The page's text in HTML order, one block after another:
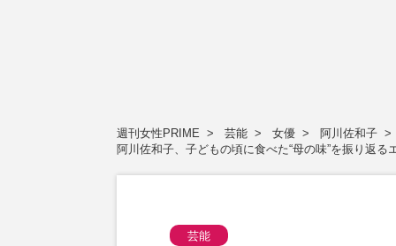
週刊女性PRIME 芸能 女優
阿川佐和子
阿川佐和子、子どもの頃に食べた“母の味”を振り返
芸能